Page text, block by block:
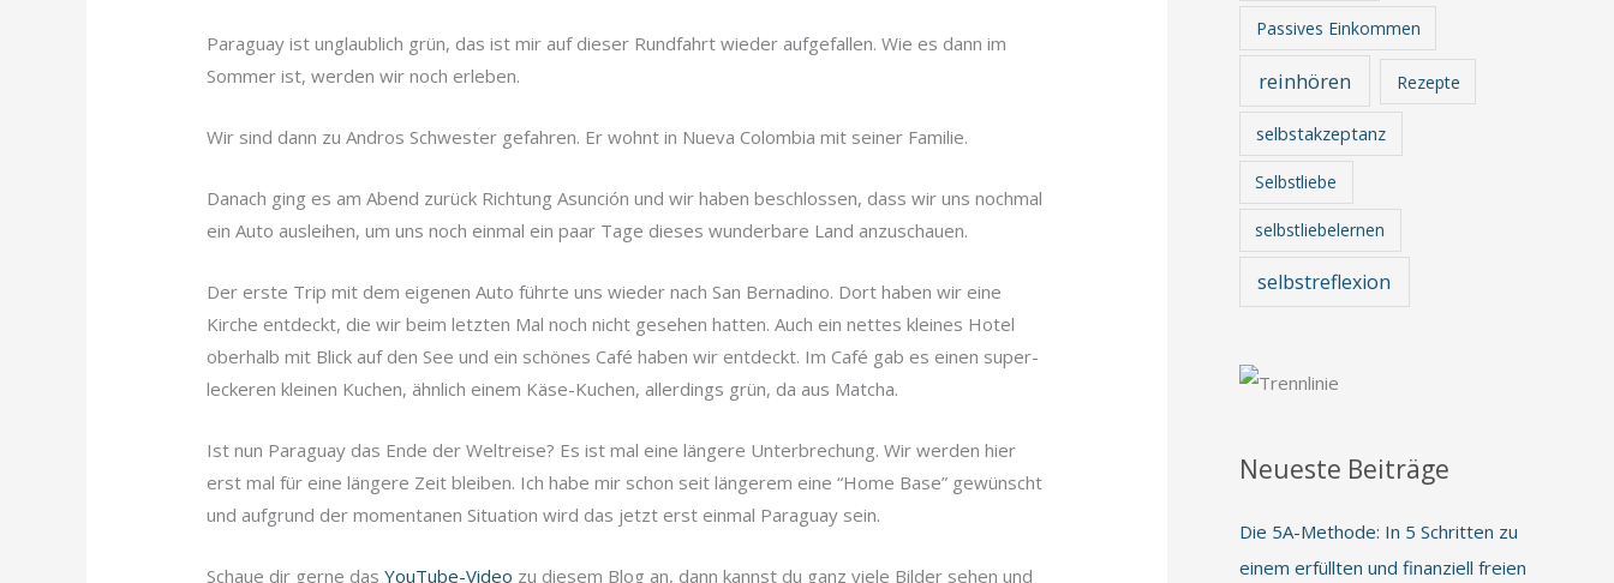
Paraguay ist unglaublich grün, das ist mir auf dieser Rundfahrt wieder aufgefallen. Wie es dann im
Sommer ist, werden wir noch erleben.
Wir sind dann zu Andros Schwester gefahren. Er wohnt in Nueva Colombia mit seiner Familie.
Danach ging es am Abend zurück Richtung Asunción und wir haben beschlossen, dass wir uns nochmal
ein Auto ausleihen, um uns noch einmal ein paar Tage dieses wunderbare Land anzuschauen.
Der erste Trip mit dem eigenen Auto führte uns wieder nach San Bernadino. Dort haben wir eine
Kirche entdeckt, die wir beim letzten Mal noch nicht gesehen hatten. Auch ein nettes kleines Hotel
oberhalb mit Blick auf den See und ein schönes Café haben wir entdeckt. Im Café gab es einen super-
leckeren kleinen Kuchen, ähnlich einem Käse-Kuchen, allerdings grün, da aus Matcha.
Ist nun Paraguay das Ende der Weltreise? Es ist mal eine längere Unterbrechung. Wir werden hier
erst mal für eine längere Zeit bleiben. Ich habe mir schon seit längerem eine “Home Base” gewünscht
und aufgrund der momentanen Situation wird das jetzt erst einmal Paraguay sein.
Schaue dir gerne dasYouTube-Video zu diesem Blog an, dann kannst du ganz viele Bilder sehen und
Passives Einkommen
reinhören Rezepte
selbstakzeptanz
Selbstliebe
selbstliebelernen
selbstreflexion
Neueste Beiträge
Die 5A-Methode: In 5 Schritten zu
einem erfüllten und finanziell freien